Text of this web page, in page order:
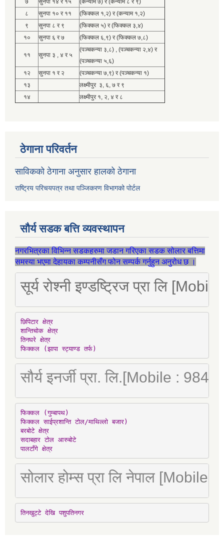
७ सुनपा १४ र १५
(कन्याम ७) र (कन्याम ८ र ९)
८
सुनपा १० र ११
(फिक्कल १,२) र (कन्याम १,२)
९
सुनपा ८ र ९
(फिक्कल ५) र (फिक्कल ३,४)
१०
सुनपा ६ र ७ (फिक्कल ६,९) र (फिक्कल ७,८)
११ सुनपा ३ , ४ र ५
(पञ्चकन्या ३,८) , (पञ्चकन्या २,४) र
(पञ्चकन्या ५,६)
१२
सुनपा १ र २
(पञ्चकन्या ७,९) र (पञ्चकन्या १)
१३
लक्ष्मीपुर ३, ६, ७ र ९
१४
लक्ष्मीपुर १, २, ४ र ८
ठेगाना परिवर्तन
साविकको ठेगाना अनुसार हालको ठेगाना
राष्ट्रिय परिचयपत्र तथा पञ्जिकरण विभागको पोर्टल
सौर्य सडक बत्ति व्यवस्थापन
नगरभित्रका विभिन्न सडकहरुमा जडान गरिएका सडक सोलार बत्तिमा
समस्या भएमा देहायका कम्पनीसँग फोन सम्पर्क गर्नुहुन अनुरोध छ ।
सूर्य रोश्नी इण्डष्ट्रिज प्रा लि
छिपिटार क्षेत्र
शान्तिचोक क्षेत्र
तिनघरे क्षेत्र
फिक्कल (झापा स्ट्याण्ड तर्फ)
सौर्य इनर्जी प्रा. लि.[Mobile :
फिक्कल (गुम्बापथ)
फिक्कल साईप्रशान्ति टोल/माथिल्लो बजार)
बरबोटे क्षेत्र
सदाबहार टोल आरुबोटे
पालटाँगे क्षेत्र
सोलार होम्स प्रा लि नेपाल [Mobile
तिनखुट्टे देखि पशुपतिनगर